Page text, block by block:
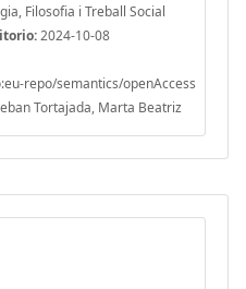
Filosofia i Treball Social
2024-10-08
repo/semantics/openAccess
Tortajada, Marta Beatriz